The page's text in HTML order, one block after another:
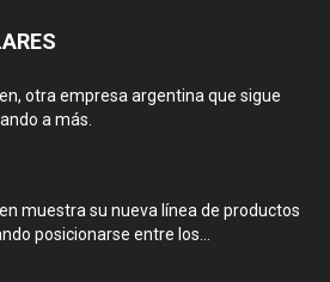
otra empresa argentina que sigue
a más.
muestra su nueva línea de productos
posicionarse entre los...